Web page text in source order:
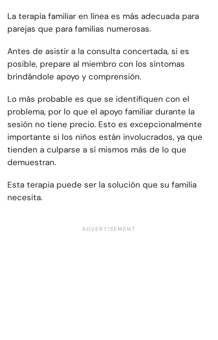
La terapia familiar en línea es más adecuada para
parejas que para familias numerosas.
Antes de asistir a la consulta concertada, si es
posible, prepare al miembro con los síntomas
brindándole apoyo y comprensión.
Lo más probable es que se identifiquen con el
problema, por lo que el apoyo familiar durante la
sesión no tiene precio. Esto es excepcionalmente
importante si los niños están involucrados, ya que
tienden a culparse a sí mismos más de lo que
demuestran.
Esta terapia puede ser la solución que su familia
necesita.